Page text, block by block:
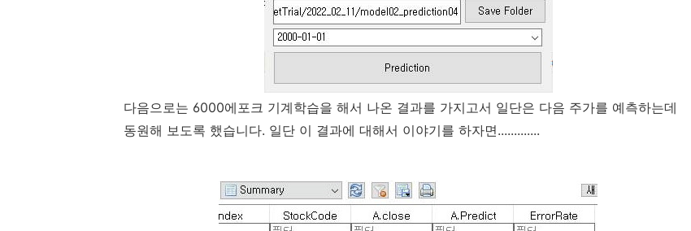
다음으로는 6000에포크 기계학습을 해서 나온 결과를 가지고서 일단은 다음 주가를 예측하는데
동원해 보도록 했습니다. 일단 이 결과에 대해서 이야기를 하자면.............